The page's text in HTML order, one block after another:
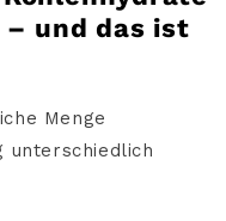
und das ist
Menge
unterschiedlich